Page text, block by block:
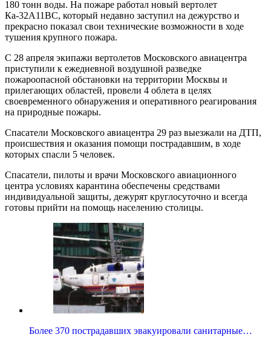
180 тонн воды. На пожаре работал новый вертолет
Ка-32А11ВС, который недавно заступил на дежурство и
прекрасно показал свои технические возможности в ходе
тушения крупного пожара.
С 28 апреля экипажи вертолетов Московского авиацентра
приступили к ежедневной воздушной разведке
пожароопасной обстановки на территории Москвы и
прилегающих областей, провели 4 облета в целях
своевременного обнаружения и оперативного реагирования
на природные пожары.
Спасатели Московского авиацентра 29 раз выезжали на ДТП,
происшествия и оказания помощи пострадавшим, в ходе
которых спасли 5 человек.
Спасатели, пилоты и врачи Московского авиационного
центра условиях карантина обеспечены средствами
индивидуальной защиты, дежурят круглосуточно и всегда
готовы прийти на помощь населению столицы.
Более 370 пострадавших эвакуировали санитарные…